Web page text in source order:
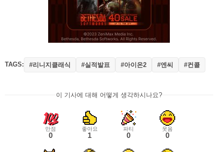
TAGS: #리니지클래식 #실적발표 #아이온2 #엔씨 #컨콜
이 기사에 대해 어떻게 생각하시나요?
만점
0
좋아요
1
파티
0
웃음
0